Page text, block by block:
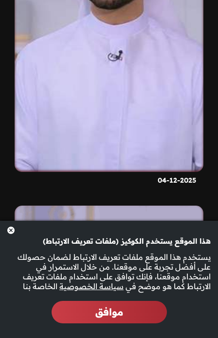
04-12-2025
هذا الموقع يستخدم الكوكيز (ملفات تعريف الارتباط)
يستخدم هذا الموقع ملفات تعريف الارتباط لضمان حصولك
على أفضل تجربة على موقعنا. من خلال الاستمرار في
استخدام موقعنا، فإنك توافق على استخدام ملفات تعريف
الارتباط كما هو موضح في سياسة الخصوصية الخاصة بنا
موافق